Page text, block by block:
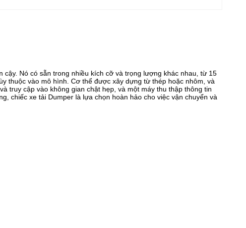
Nó có sẵn trong nhiều kích cỡ và trọng lượng khác nhau, từ 15
thuộc vào mô hình. Cơ thể được xây dựng từ thép hoặc nhôm, và
truy cập vào không gian chật hẹp, và một máy thu thập thông tin
chiếc xe tải Dumper là lựa chọn hoàn hảo cho việc vận chuyển và